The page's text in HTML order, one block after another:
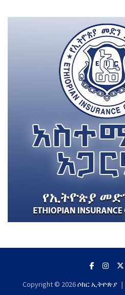
Copyright © 2026ሶከር ኢትዮጵያ